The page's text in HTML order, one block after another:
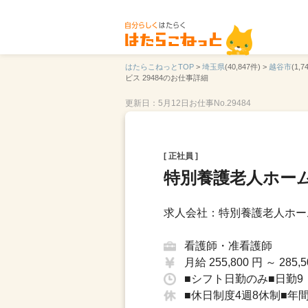
はたらこねっとTOP > 埼玉県(40,847件) > 越谷市
ビス 29484のお仕事詳細
更新日：5月12日 お仕事No.29484
[ 正社員 ]
特別養護老人ホ
求人会社：特別養護老人ホ
看護師・准看護師
月給 255,800 円 ～
■シフト日勤のみ■日勤
■休日制度4週8休制■年